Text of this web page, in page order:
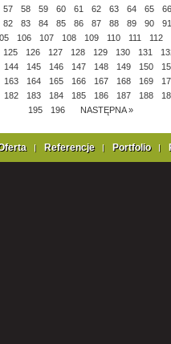
57 58 59 60 61 62 63 64 65
66
82 83 84 85 86 87 88 89 90
91
106 107 108 109 110 111 112
125 126 127 128 129 130 131
144 145 146 147 148 149 150
163 164 165 166 167 168 169
182 183 184 185 186 187 188
195
196 NASTĘPNA »
Referencje Portfolio